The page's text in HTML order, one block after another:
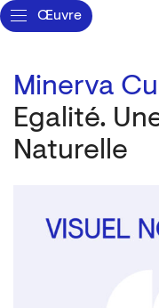
Œuvre
Minerva
Egalité.
Naturelle